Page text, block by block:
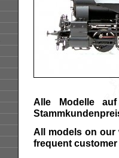
Alle Modelle
All models on our
frequent